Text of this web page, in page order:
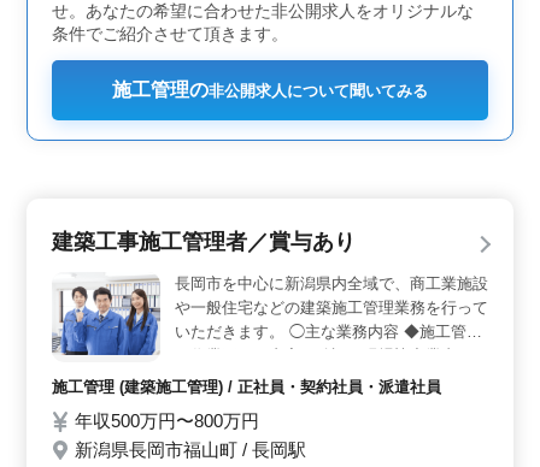
せ。あなたの希望に合わせた非公開求人をオリジナルな
条件でご紹介させて頂きます。
施工管理の非公開求人について聞いてみる
建築工事施工管理者／賞与あり
長岡市を中心に新潟県内全域で、商工業施設
や一般住宅などの建築施工管理業務を行って
いただきます。 ◯主な業務内容 ◆施工管理
指示・安全管理など） ◆見積作業（積算、
発注業務（見積りに基づいた発注作業および
確認作業など） ◆品質管理 ◆安全管理 など
施工管理 (建築施工管理) / 正社員・契約社員・派遣社員
年収500万円〜800万円
新潟県長岡市福山町 / 長岡駅